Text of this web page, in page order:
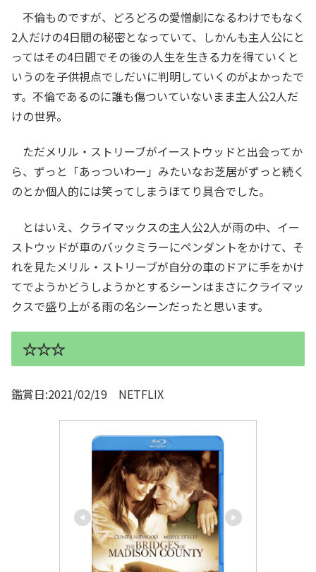
不倫ものですが、どろどろの愛憎劇になるわけでもなく
2人だけの4日間の秘密となっていて、しかんも主人公にと
ってはその4日間でその後の人生を生きる力を得ていくと
いうのを子供視点でしだいに判明していくのがよかったで
す。不倫であるのに誰も傷ついていないまま主人公2人だ
けの世界。
ただメリル・ストリーブがイーストウッドと出会ってか
ら、ずっと「あっついわー」みたいなお芝居がずっと続く
のとか個人的には笑ってしまうほてり具合でした。
とはいえ、クライマックスの主人公2人が雨の中、イー
ストウッドが車のバックミラーにペンダントをかけて、そ
れを見たメリル・ストリーブが自分の車のドアに手をかけ
てでようかどうしようかとするシーンはまさにクライマッ
クスで盛り上がる雨の名シーンだったと思います。
☆☆☆
鑑賞日:2021/02/19 NETFLIX